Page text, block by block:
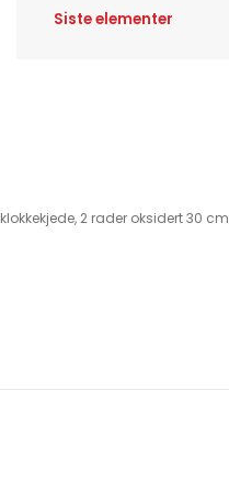
Siste elementer
klokkekjede, 2 rader oksidert 30